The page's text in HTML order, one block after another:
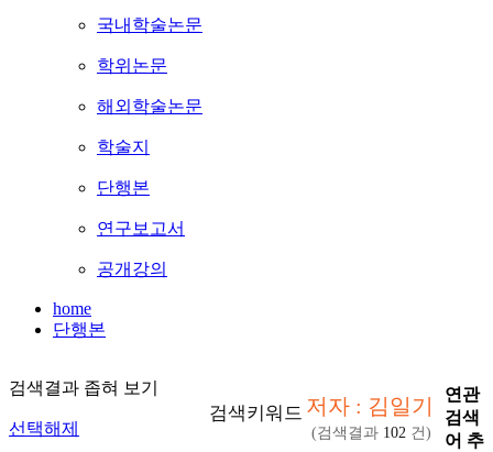
국내학술논문
학위논문
해외학술논문
학술지
단행본
연구보고서
공개강의
home
단행본
검색결과 좁혀 보기
선택해제
검색키워드 저자 : 김일기
(검색결과 102 건)
연관
검색
어 추